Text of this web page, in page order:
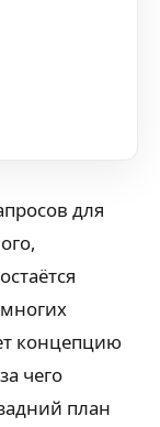
для
концепцию
чего
план